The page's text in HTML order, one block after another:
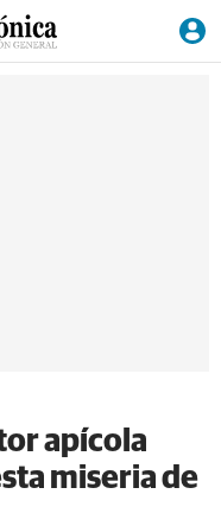
apícola
miseria de